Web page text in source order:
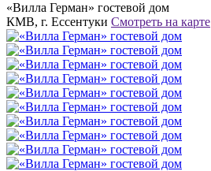
«Вилла Герман» гостевой дом
КМВ, г. Ессентуки Смотреть на карте